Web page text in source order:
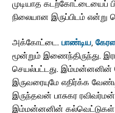
முடியாத கடற்கோட்டையைப்
நிலையான இருப்பிடம் என்று
அக்கோட்டை. பாண்டிய,
மூன்றும் இணைந்திருந்து.
செயல்பட்டது. இம்மன்னனின்
இருவரையுமே எதிர்க்க
இருந்தவன் பாசுகர
இம்மன்னனின் கல்வெட்டுகள்